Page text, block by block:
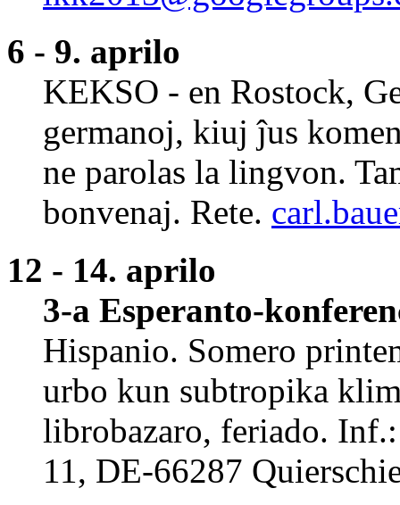
6 - 9. aprilo
KEKSO - en Rostock,
germanoj, kiuj ĵus
ne parolas la lingvon.
bonvenaj. Rete.
12 - 14. aprilo
3-a Esperanto-
Hispanio. Somero
urbo kun subtropika
librobazaro, feriado.
11, DE-66287